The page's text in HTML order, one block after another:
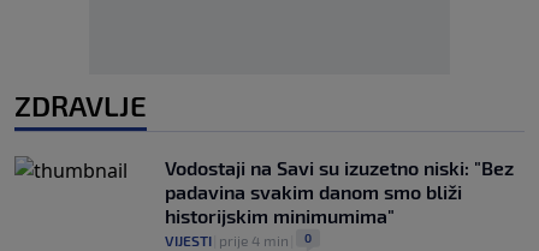
ZDRAVLJE
Vodostaji na Savi su izuzetno niski: "Bez
padavina svakim danom smo bliži
historijskim minimumima"
VIJESTI prije 4 min 0